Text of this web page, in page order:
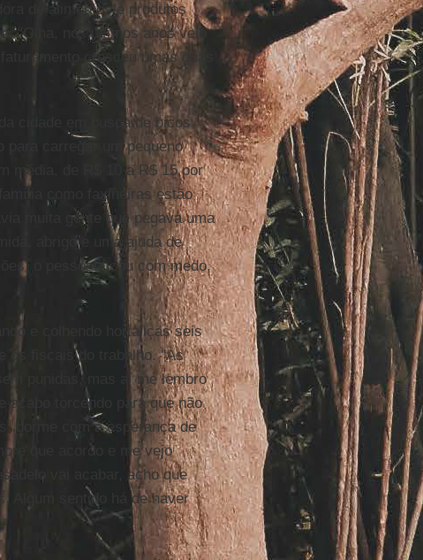
de alimentos e produtos
. "Olha, nos últimos anos veio
cresceu umas duas
cidade em busca de bicos
para carregar um pequeno
média, de R$ 10 a R$ 15 por
como faxineiras estão
muita gente que pegava uma
abrigo e uma ajuda de
o pessoal ficou com medo,
e colhendo hortaliças seis
os fiscais do trabalho. "Às
punidas, mas aí me lembro
acabo torcendo para que não
dorme com a esperança de
que acordo e me vejo
vai acabar, acho que
Algum sentido há de haver